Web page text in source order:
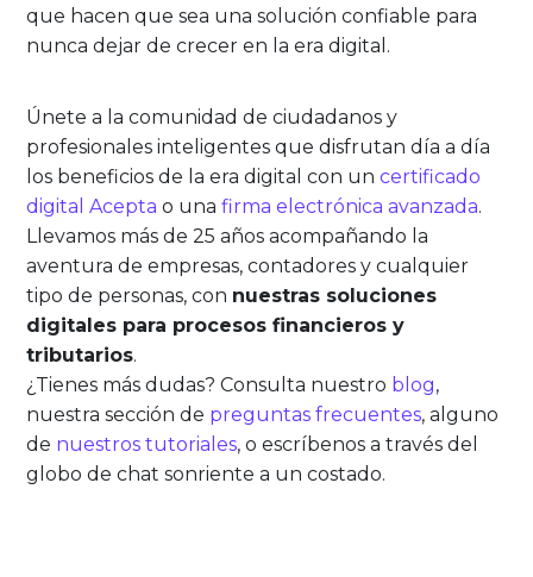
que hacen que sea una solución confiable para
nunca dejar de crecer en la era digital.
Únete a la comunidad de ciudadanos y
profesionales inteligentes que disfrutan día a día
los beneficios de la era digital con uncertificado
digital Acepta o unafirma electrónica avanzada.
Llevamos más de 25 años acompañando la
aventura de empresas, contadores y cualquier
tipo de personas, con nuestras soluciones
digitales para procesos financieros y
tributarios.
¿Tienes más dudas? Consulta nuestro blog,
nuestra sección de preguntas frecuentes, alguno
de nuestros tutoriales, o escríbenos a través del
globo de chat sonriente a un costado.